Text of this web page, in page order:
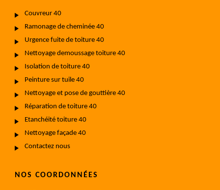
Couvreur 40
Ramonage de cheminée 40
Urgence fuite de toiture 40
Nettoyage demoussage toiture 40
Isolation de toiture 40
Peinture sur tuile 40
Nettoyage et pose de gouttière 40
Réparation de toiture 40
Etanchéité toiture 40
Nettoyage façade 40
Contactez nous
NOS COORDONNÉES